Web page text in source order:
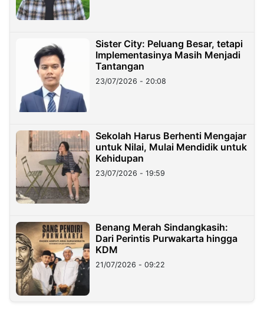
Sister City: Peluang Besar, tetapi
Implementasinya Masih Menjadi
Tantangan
23/07/2026 - 20:08
Sekolah Harus Berhenti Mengajar
untuk Nilai, Mulai Mendidik untuk
Kehidupan
23/07/2026 - 19:59
Benang Merah Sindangkasih:
Dari Perintis Purwakarta hingga
KDM
21/07/2026 - 09:22